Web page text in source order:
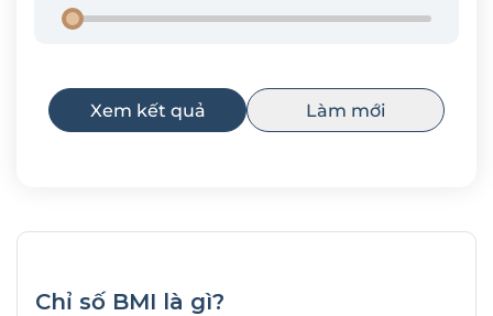
Xem kết quả Làm mới
Chỉ số BMI là gì?